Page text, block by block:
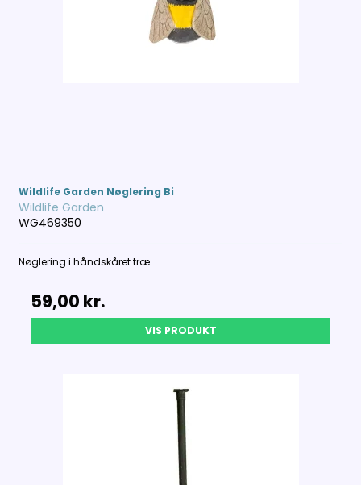
Wildlife Garden Nøglering Bi
Wildlife Garden
WG469350
Nøglering i håndskåret træ
59,00 kr.
VIS PRODUKT